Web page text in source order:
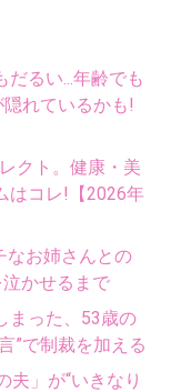
るい...年齢でも
れているかも!
クト。健康・美
はコレ!【2026年
なお姉さんとの
かせるまで
まった、53歳の
”で制裁を加える
」が“いきなり